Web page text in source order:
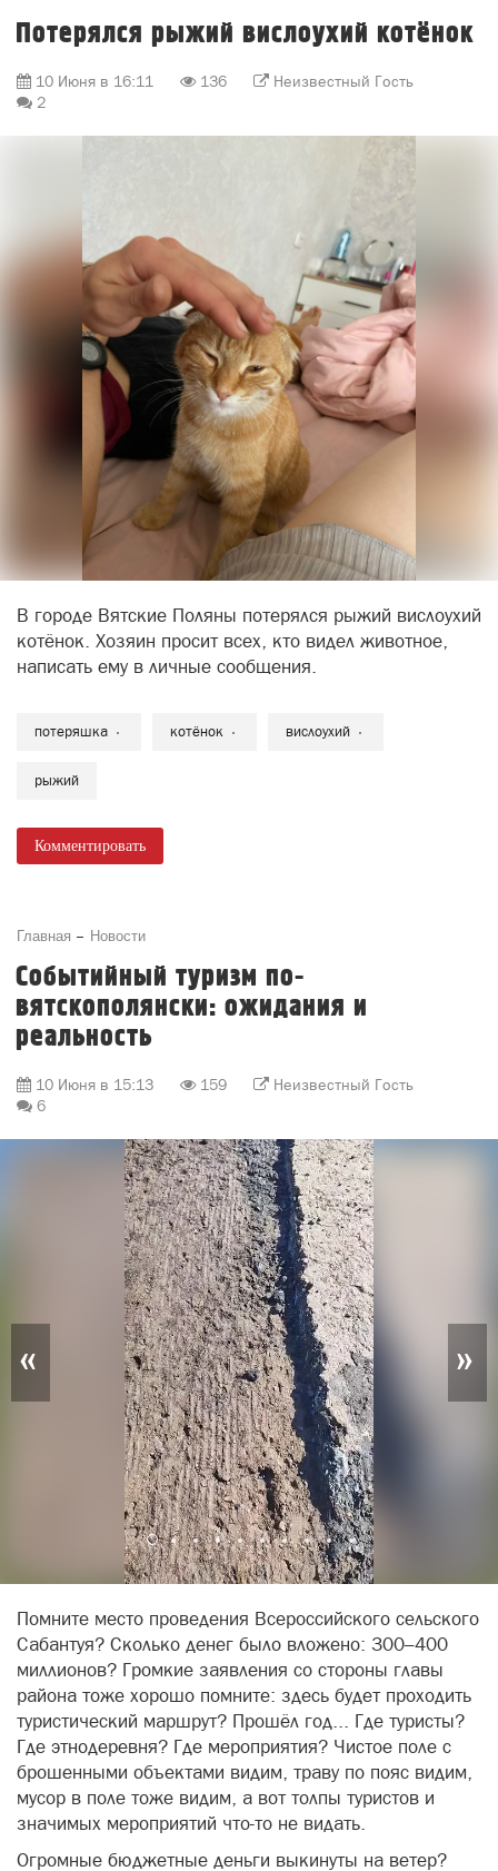
Потерялся рыжий вислоухий котёнок
10 Июня в 16:11 136
Неизвестный Гость
2
В городе Вятские Поляны потерялся рыжий вислоухий
котёнок. Хозяин просит всех, кто видел животное,
написать ему в личные сообщения.
потеряшка котёнок вислоухий
рыжий
Комментировать
Главная Новости
Событийный туризм по-
вятскополянски: ожидания и
реальность
10 Июня в 15:13 159
Неизвестный Гость
6
« »
Помните место проведения Всероссийского сельского
Сабантуя? Сколько денег было вложено: 300–400
миллионов? Громкие заявления со стороны главы
района тоже хорошо помните: здесь будет проходить
туристический маршрут? Прошёл год... Где туристы?
Где этнодеревня? Где мероприятия? Чистое поле с
брошенными объектами видим, траву по пояс видим,
мусор в поле тоже видим, а вот толпы туристов и
значимых мероприятий что-то не видать.
Огромные бюджетные деньги выкинуты на ветер?